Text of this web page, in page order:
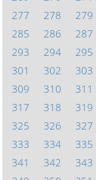
277
278 279
285
286 287
293
294 295
301
302 303
309
310 311
317
318 319
325
326 327
333
334 335
341
342 343